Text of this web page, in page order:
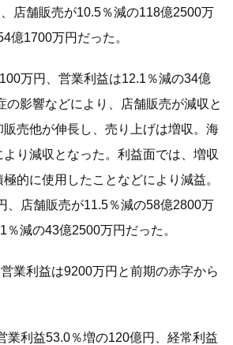
店舗販売が10.5％減の118億2500万
億1700万円だった。
万円、営業利益は12.1％減の34億
影響などにより、店舗販売が減収と
売他が伸長し、売り上げは増収。海
り減収となった。利益面では、増収
的に使用したことなどにより減益。
、店舗販売が11.5％減の58億2800万
減の43億2500万円だった。
業利益は9200万円と前期の赤字から
業利益53.0％増の120億円、経常利益